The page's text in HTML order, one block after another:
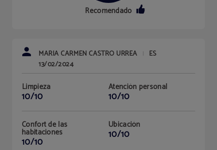
Recomendado
MARIA CARMEN CASTRO URREA |
ES
13/02/2024
Limpieza
10/10
Atención personal
10/10
Confort de las
habitaciones
10/10
Ubicación
10/10